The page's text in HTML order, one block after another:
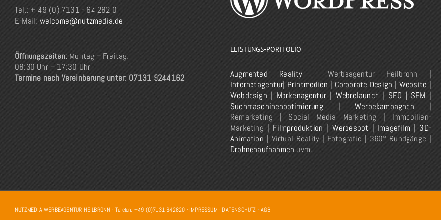
Tel.: + 49 (0) 7131 - 64 282 0
E-Mail: welcome@nutzmedia.de
Öffnungszeiten: Montag – Freitag:
08:30 Uhr – 17:30 Uhr
Termine nach Vereinbarung unter: 07131 9244162
LEISTUNGS-PORTFOLIO
Augmented Reality | Werbeagentur Heilbronn |
Internetagentur| Printmedien | Corporate Design | Website |
Webdesign | Markenagentur | Webrelaunch | SEO | SEM |
Suchmaschinenoptimierung | Werbekampagnen |
Remarketing | Social Media Marketing | Immobilien-
Marketing | Filmproduktion | Werbespot | Imagefilm | 3D-
Animation | Virtual Reality | Fotografie | 360° Rundgänge |
Drohnenaufnahmen uvm.
NUTZMEDIA WERBEAGENTUR HEILBRONN · Telefon: +49 (0)7131 642820 · IMPRESSUM · DATENSCHUTZ ·AGB